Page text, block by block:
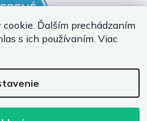
Ďalším prechádzaním
s ich používaním. Viac
Shoptet Premium